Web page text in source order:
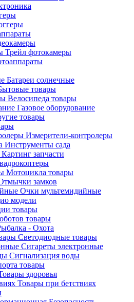
Трейл фотокамеры
Батареи солнечные
товары
Велосипеда товары
Газовое оборудование
товары
Измерители-контролеры
Инструменты сада
Картинг запчасти
Мотоцикла товары
замков
Очки мультемидийные
модели
товары
товары
- Охота
Светодиодные товары
Сигареты электронные
Сигнализация воды
товары
здоровья
Товары при бетствиях